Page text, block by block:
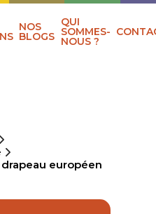
NOS
BLOGS
QUI
SOMMES-
NOUS ?
européen